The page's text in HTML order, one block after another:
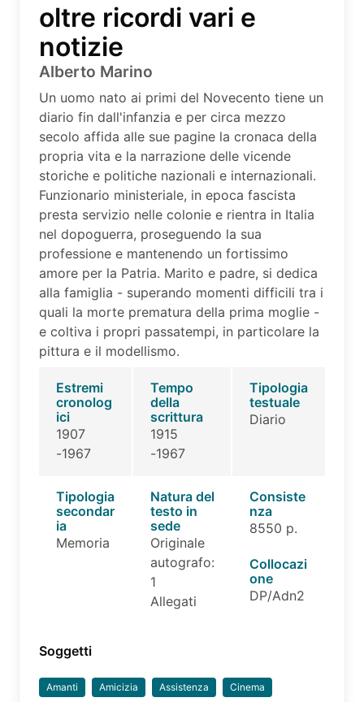
oltre ricordi vari e
notizie
Alberto Marino
Un uomo nato ai primi del Novecento tiene un
diario fin dall'infanzia e per circa mezzo
secolo affida alle sue pagine la cronaca della
propria vita e la narrazione delle vicende
storiche e politiche nazionali e internazionali.
Funzionario ministeriale, in epoca fascista
presta servizio nelle colonie e rientra in Italia
nel dopoguerra, proseguendo la sua
professione e mantenendo un fortissimo
amore per la Patria. Marito e padre, si dedica
alla famiglia - superando momenti difficili tra i
quali la morte prematura della prima moglie -
e coltiva i propri passatempi, in particolare la
pittura e il modellismo.
Estremi
cronolog
ici
1907
-1967
Tempo
della
scrittura
1915
-1967
Tipologia
testuale
Diario
Tipologia
secondar
ia
Memoria
Natura del
testo in
sede
Originale
autografo:
1
Allegati
Consiste
nza
8550 p.
Collocazi
one
DP/Adn2
Soggetti
Amanti Amicizia Assistenza Cinema